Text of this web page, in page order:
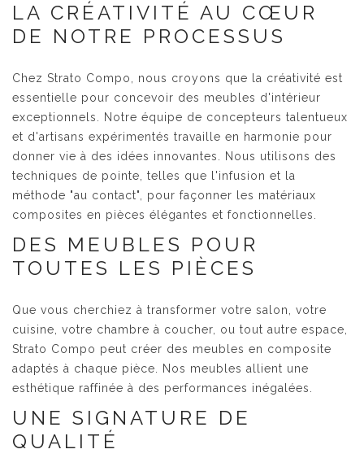
LA CRÉATIVITÉ AU CŒUR
DE NOTRE PROCESSUS
Chez Strato Compo, nous croyons que la créativité est
essentielle pour concevoir des meubles d'intérieur
exceptionnels. Notre équipe de concepteurs talentueux
et d'artisans expérimentés travaille en harmonie pour
donner vie à des idées innovantes. Nous utilisons des
techniques de pointe, telles que l'infusion et la
méthode "au contact", pour façonner les matériaux
composites en pièces élégantes et fonctionnelles.
DES MEUBLES POUR
TOUTES LES PIÈCES
Que vous cherchiez à transformer votre salon, votre
cuisine, votre chambre à coucher, ou tout autre espace,
Strato Compo peut créer des meubles en composite
adaptés à chaque pièce. Nos meubles allient une
esthétique raffinée à des performances inégalées.
UNE SIGNATURE DE
QUALITÉ